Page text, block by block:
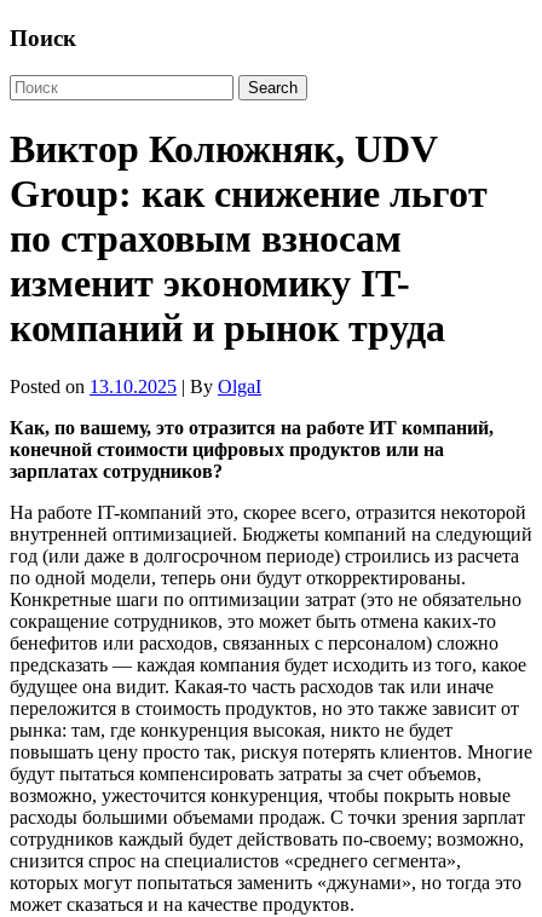
Поиск
Виктор Колюжняк, UDV
Group: как снижение льгот
по страховым взносам
изменит экономику IT-
компаний и рынок труда
Posted on 13.10.2025 | By OlgaI
Как, по вашему, это отразится на работе ИТ компаний,
конечной стоимости цифровых продуктов или на
зарплатах сотрудников?
На работе IT-компаний это, скорее всего, отразится некоторой
внутренней оптимизацией. Бюджеты компаний на следующий
год (или даже в долгосрочном периоде) строились из расчета
по одной модели, теперь они будут откорректированы.
Конкретные шаги по оптимизации затрат (это не обязательно
сокращение сотрудников, это может быть отмена каких-то
бенефитов или расходов, связанных с персоналом) сложно
предсказать — каждая компания будет исходить из того, какое
будущее она видит. Какая-то часть расходов так или иначе
переложится в стоимость продуктов, но это также зависит от
рынка: там, где конкуренция высокая, никто не будет
повышать цену просто так, рискуя потерять клиентов. Многие
будут пытаться компенсировать затраты за счет объемов,
возможно, ужесточится конкуренция, чтобы покрыть новые
расходы большими объемами продаж. С точки зрения зарплат
сотрудников каждый будет действовать по-своему; возможно,
снизится спрос на специалистов «среднего сегмента»,
которых могут попытаться заменить «джунами», но тогда это
может сказаться и на качестве продуктов.